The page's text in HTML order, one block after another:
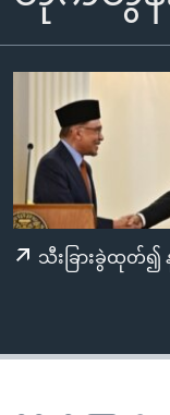
သီးခြားခွဲထုတ်၍